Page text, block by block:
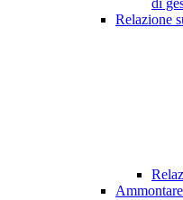
di
Relazione